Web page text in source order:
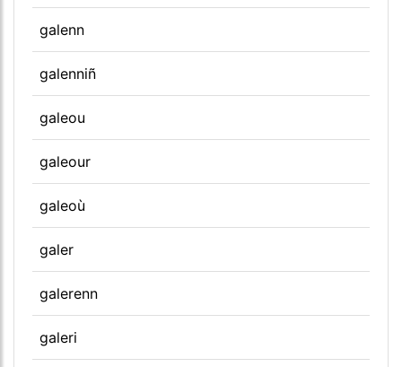
galenn
galenniñ
galeou
galeour
galeoù
galer
galerenn
galeri